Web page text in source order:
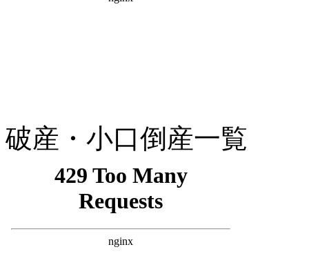
破産・小口倒産一覧